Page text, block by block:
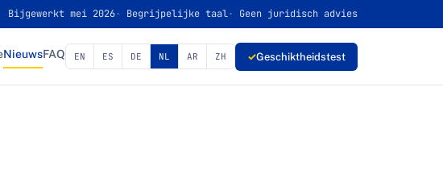
Bijgewerkt mei 2026 Begrijpelijke taal Geen juridisch advies
NieuwsFAQ EN ES DE NL AR ZH ✓Geschiktheidstest